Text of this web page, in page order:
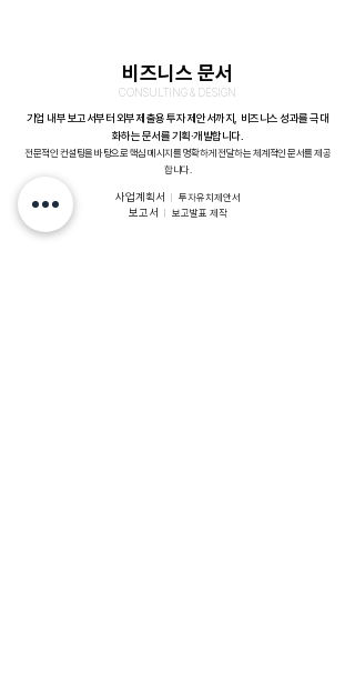
비즈니스 문서
CONSULTING & DESIGN
기업 내부 보고서부터 외부 제출용 투자 제안서까지, 비즈니스 성과를 극대
화하는문서를 기획·개발합니다.
전문적인 컨설팅을 바탕으로 핵심 메시지를 명확하게 전달하는 체계적인 문서를 제공
합니다.
사업계획서 ㅣ 투자유치제안서
보고서 ㅣ 보고발표 제작